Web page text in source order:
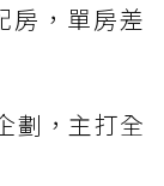
房，單房差
劃，主打全